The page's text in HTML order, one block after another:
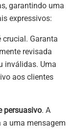
garantindo uma
expressivos:
crucial. Garanta
revisada
inválidas. Uma
aos clientes
persuasivo. A
uma mensagem